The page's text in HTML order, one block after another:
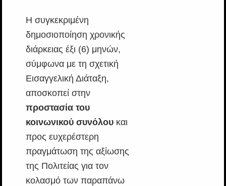
Η συγκεκριμένη
δημοσιοποίηση χρονικής
διάρκειας έξι (6) μηνών,
σύμφωνα με τη σχετική
Εισαγγελική Διάταξη,
αποσκοπεί στην
προστασία του
κοινωνικού συνόλουκαι
προς ευχερέστερη
πραγμάτωση της αξίωσης
της Πολιτείας για τον
κολασμό των παραπάνω